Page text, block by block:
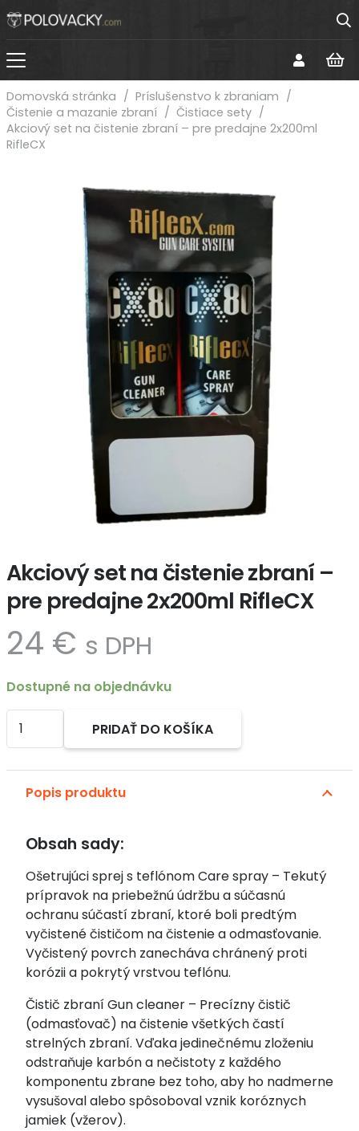
Domovská stránka / Príslušenstvo k zbraniam /
Čistenie a mazanie zbraní / Čistiace sety /
Akciový set na čistenie zbraní – pre predajne 2x200ml
RifleCX
Akciový set na čistenie zbraní –
pre predajne 2x200ml RifleCX
24 € s DPH
Dostupné na objednávku
množstvo
Akciový
na
čistenie
pre
predajne
2x200ml
RifleCX
PRIDAŤ DO KOŠÍKA
Alternative:
Popis produktu
Obsah sady:
Ošetrujúci sprej s teflónom Care spray – Tekutý
prípravok na priebežnú údržbu a súčasnú
ochranu súčastí zbraní, ktoré boli predtým
vyčistené čističom na čistenie a odmasťovanie.
Vyčistený povrch zanecháva chránený proti
korózii a pokrytý vrstvou teflónu.
Čistič zbraní Gun cleaner – Precízny čistič
(odmasťovač) na čistenie všetkých častí
strelných zbraní. Vďaka jedinečnému zloženiu
odstraňuje karbón a nečistoty z každého
komponentu zbrane bez toho, aby ho nadmerne
vysušoval alebo spôsoboval vznik koróznych
jamiek (vžerov).